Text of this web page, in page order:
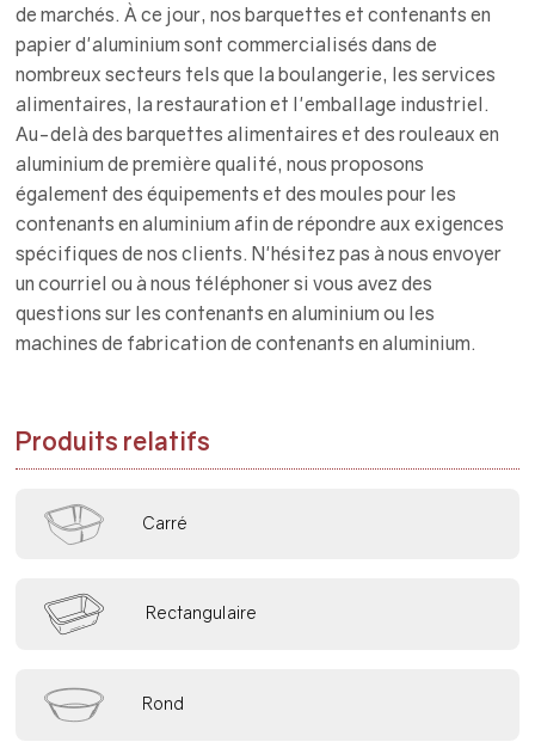
de marchés. À ce jour, nos barquettes et contenants en
papier d'aluminium sont commercialisés dans de
nombreux secteurs tels que la boulangerie, les services
alimentaires, la restauration et l'emballage industriel.
Au-delà des barquettes alimentaires et des rouleaux en
aluminium de première qualité, nous proposons
également des équipements et des moules pour les
contenants en aluminium afin de répondre aux exigences
spécifiques de nos clients. N'hésitez pas à nous envoyer
un courriel ou à nous téléphoner si vous avez des
questions sur les contenants en aluminium ou les
machines de fabrication de contenants en aluminium.
Produits relatifs
Carré
Rectangulaire
Rond